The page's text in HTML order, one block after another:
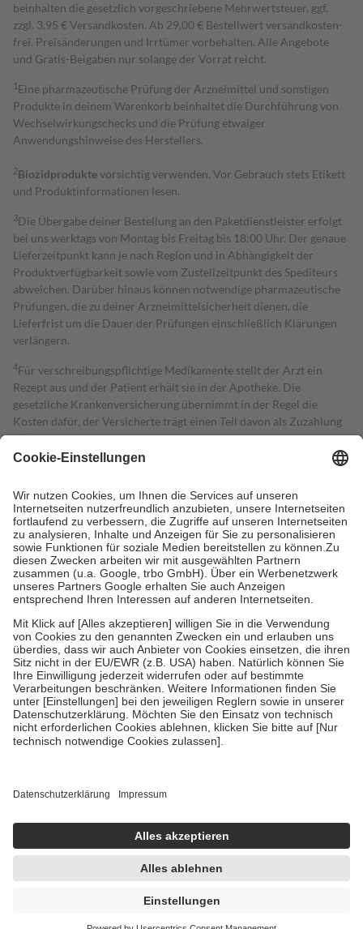
beinhalten die gesetzlich vorgeschriebene Mehrwertsteuer, ggf.
zzgl. 3,95 € Versandkosten. Ab 29,00 € Bestell­wert versand­kosten­
frei. Preisänderungen und Irrtümer vorbehalten. Alle Angebote
und Gratis-Beigaben nur solange der Vorrat reicht.
1 Eine pharmazeutische Prüfung der Arzneimittel und sonstigen
Produkte in deinem Warenkorb beinhaltet die Durchführung von
Wechselwirkungschecks und die Prüfung etwaiger
Anwendungshinweise des Herstellers.
2Biozidproduktevorsichtig verwenden. Vor Gebrauch stets Etikett
und Produktinformationen lesen.
3Die Übergabe deiner Bestellung an den Paketdienstleister erfolgt
bei uns werktags von Montag bis Freitag bis 18:00 Uhr. Der genaue
Lieferzeitpunkt kann je nach Region und in Abhängigkeit der
Produktverfügbarkeit sowie vom Zustellzeitpunkt des Spediteurs
abweichen. Darüber hinaus können notwendige pharmazeutische
Prüfungen, die zu deiner Arzneimittelsicherheit dienen, die
Lieferfrist um die Dauer der Prüfungen einschließlich Klärungen
verlängern.
4Für verschreibungspflichtige Medikamente stellt der Arzt ein
Rezept aus und der Patient erhält sie in der Apotheke. Die
gesetzliche Krankenversicherung übernimmt in der Regel die
Kosten dafür, der Versicherte trägt einen Teil davon als Zuzahlung
mit.
Grundsätzlich leisten Mitglieder Zuzahlungen in Höhe von zehn
höchstens zehn Euro.
Es sind jedoch nie mehr als die tatsächlichen
Kosten der Leistung zu entrichten.
Diese Regeln gelten grundsätzlich auch für Online-Apotheken.
Bei Heilmitteln und häuslicher Krankenpflege beträgt die
Zuzahlung zehn Prozent der Kosten sowie zehn Euro je
Verordnung.
Um das Engagement der Versicherten für ihre eigene Gesundheit zu
stärken und die besondere Stellung der Familie zu unterstützen,
fallenkeine Zuzahlungenan bei:
• Kindern und Jugendlichen bis zum vollendeten 18. Lebensjahr
mit Ausnahme der Fahrkosten
• Untersuchungen zur Vorsorge und Früherkennung, die von der
GKV getragen werden
• empfohlenen Schutzimpfungen
• Harn- und Blutteststreifen
getroffen, um sicherzustellen, dass es sich um echte Bewertungen
https://help.etrusted.com/hc/de/articles/4419944605341
Einige Bilder und Inhalte wurden unter Zuhilfenahme künstlicher